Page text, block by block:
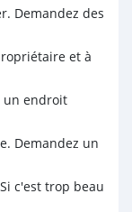
Demandez des
et à
un endroit
Demandez un
c'est trop beau